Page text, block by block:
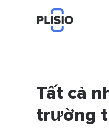
Tất cả
trường